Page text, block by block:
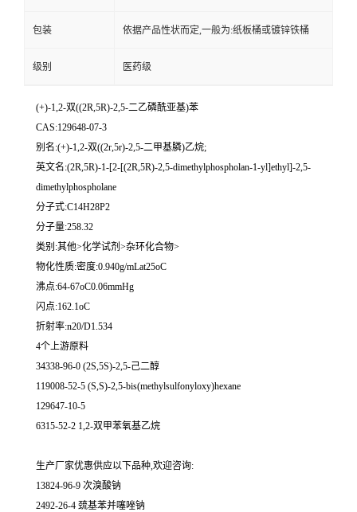
包装 依据产品性状而定,一般为:纸板桶或镀锌铁桶
级别 医药级
(+)-1,2-双((2R,5R)-2,5-二乙磷酰亚基)苯
CAS:129648-07-3
别名:(+)-1,2-双((2r,5r)-2,5-二甲基膦)乙烷;
英文名:(2R,5R)-1-[2-[(2R,5R)-2,5-dimethylphospholan-1-yl]ethyl]-2,5-
dimethylphospholane
分子式:C14H28P2
分子量:258.32
类别:其他>化学试剂>杂环化合物>
物化性质:密度:0.940g/mLat25oC
沸点:64-67oC0.06mmHg
闪点:162.1oC
折射率:n20/D1.534
4个上游原料
34338-96-0 (2S,5S)-2,5-己二醇
119008-52-5 (S,S)-2,5-bis(methylsulfonyloxy)hexane
129647-10-5
6315-52-2 1,2-双甲苯氧基乙烷
生产厂家优惠供应以下品种,欢迎咨询:
13824-96-9 次溴酸钠
2492-26-4 巯基苯并噻唑钠